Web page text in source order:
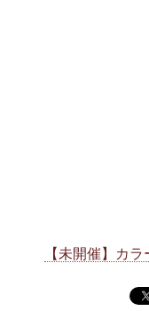
【未開催】カ